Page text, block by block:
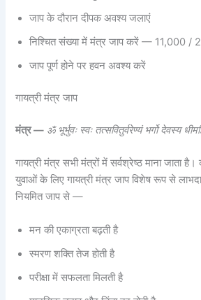
जाप के दौरान दीपक अवश्य जलाएं
निश्चित संख्या में मंत्र जाप करें — 11,000 /
जाप पूर्ण होने पर हवन अवश्य करें
गायत्री मंत्र जाप
मंत्र — ॐ भूर्भुवः स्वः तत्सवितुर्वरेण्यं भर्गो देवस्य
गायत्री मंत्र सभी मंत्रों में सर्वश्रेष्ठ माना जाता है।
युवाओं के लिए गायत्री मंत्र जाप विशेष रूप से
नियमित जाप से —
मन की एकाग्रता बढ़ती है
स्मरण शक्ति तेज होती है
परीक्षा में सफलता मिलती है